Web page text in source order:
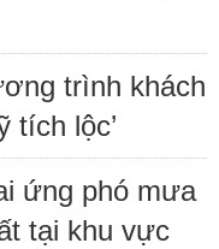
trình khách
tích lộc’
ứng phó mưa
tại khu vực